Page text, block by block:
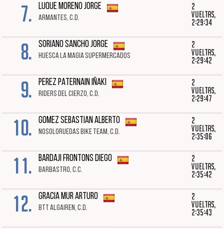
7. LUQUE MORENO JORGE
ARMANTES, C.D.
2
vueltas,
2:29:34
8. SORIANO SANCHO JORGE
HUESCA LA MAGIA SUPERMERCADOS
2
vueltas,
2:29:42
9. PEREZ PATERNAIN IÑAKI
RIDERS DEL CIERZO, C.D.
2
vueltas,
2:29:47
10. GOMEZ SEBASTIAN ALBERTO
NOSOLORUEDAS BIKE TEAM, C.D.
2
vueltas,
2:35:06
11. BARDAJI FRONTONS DIEGO
BARBASTRO, C.C.
2
vueltas,
2:35:42
12. GRACIA MUR ARTURO
BTT ALGAIREN, C.D.
2
vueltas,
2:35:43